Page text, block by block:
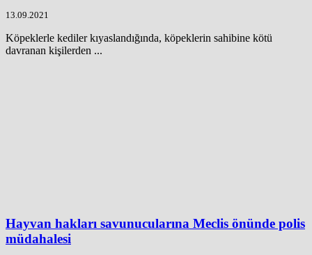
13.09.2021
Köpeklerle kediler kıyaslandığında, köpeklerin sahibine kötü
davranan kişilerden ...
Hayvan hakları savunucularına Meclis önünde polis
müdahalesi